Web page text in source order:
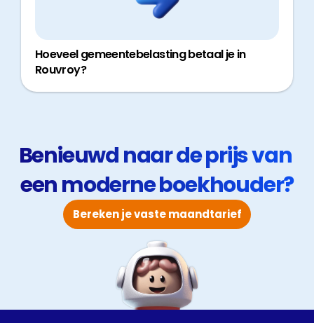
Hoeveel gemeentebelasting betaal je in
Rouvroy?
Benieuwd naar de prijs van
een moderne boekhouder?
Bereken je vaste maandtarief